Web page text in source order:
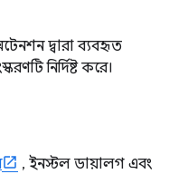
দ্বারা ব্যবহৃত
নির্দিষ্ট করে।
, ইনস্টল ডায়ালগ এবং